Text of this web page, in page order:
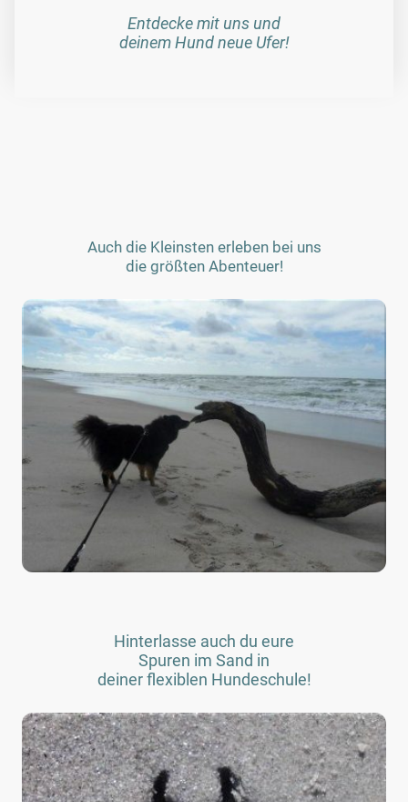
Entdecke mit uns und
deinem Hund neue Ufer!
Auch die Kleinsten erleben bei uns
die größten Abenteuer!
Hinterlasse auch du eure
Spuren im Sand in
deiner flexiblen Hundeschule!